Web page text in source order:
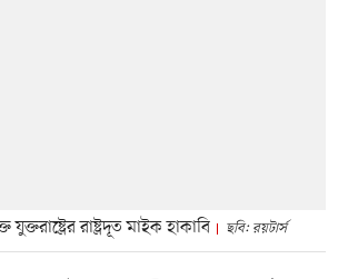
রাষ্ট্রদূত মাইক হাকাবি ছবি: রয়টার্স